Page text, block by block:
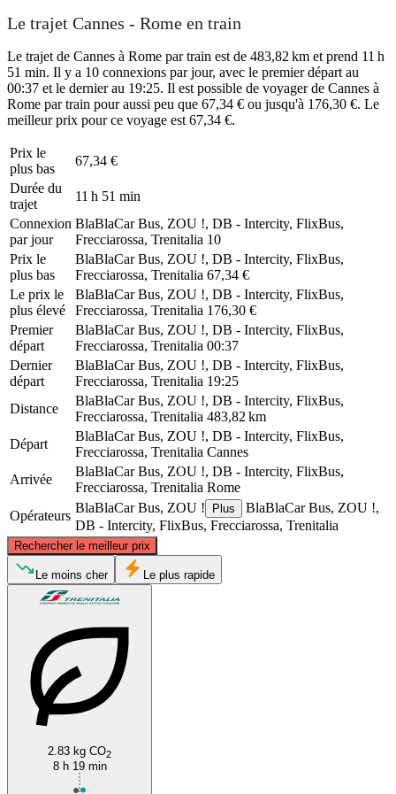
Le trajet Cannes - Rome en train
Le trajet de Cannes à Rome par train est de 483,82 km et prend 11 h
51 min. Il y a 10 connexions par jour, avec le premier départ au
00:37 et le dernier au 19:25. Il est possible de voyager de Cannes à
Rome par train pour aussi peu que 67,34 € ou jusqu'à 176,30 €. Le
meilleur prix pour ce voyage est 67,34 €.
Prix ​​le
plus bas
67,34 €
Durée du
trajet
11 h 51 min
Connexion
par jour
BlaBlaCar Bus, ZOU !, DB - Intercity, FlixBus,
Frecciarossa, Trenitalia 10
Prix ​​le
plus bas
BlaBlaCar Bus, ZOU !, DB - Intercity, FlixBus,
Frecciarossa, Trenitalia 67,34 €
Le prix le
plus élevé
BlaBlaCar Bus, ZOU !, DB - Intercity, FlixBus,
Frecciarossa, Trenitalia 176,30 €
Premier
départ
BlaBlaCar Bus, ZOU !, DB - Intercity, FlixBus,
Frecciarossa, Trenitalia 00:37
Dernier
départ
BlaBlaCar Bus, ZOU !, DB - Intercity, FlixBus,
Frecciarossa, Trenitalia 19:25
Distance
BlaBlaCar Bus, ZOU !, DB - Intercity, FlixBus,
Frecciarossa, Trenitalia 483,82 km
Départ
BlaBlaCar Bus, ZOU !, DB - Intercity, FlixBus,
Frecciarossa, Trenitalia Cannes
Arrivée
BlaBlaCar Bus, ZOU !, DB - Intercity, FlixBus,
Frecciarossa, Trenitalia Rome
Opérateurs
BlaBlaCar Bus, ZOU ! Plus
BlaBlaCar Bus, ZOU !,
DB - Intercity, FlixBus, Frecciarossa, Trenitalia
Rechercher le meilleur prix
Cannes
©CARTO, ©OpenStreetMapcontributors
Le moins cher Le plus rapide
2.83 kg CO2
8 h 19 min